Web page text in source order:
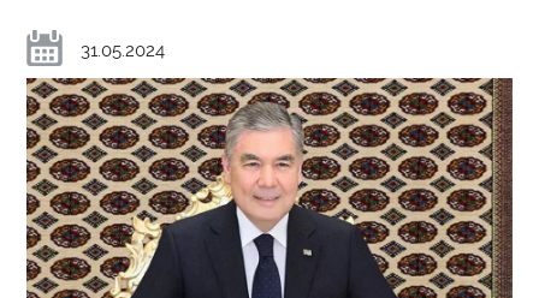
31.05.2024